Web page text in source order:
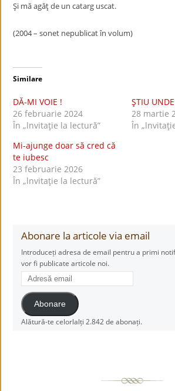
Şi mă agăţ de un catarg uscat.
(2004 – sonet nepublicat în volum)
Similare
DĂ-MI VOIE !
26 februarie 2024
În „lnvitaţie la lectură”
ŞTIU
28 martie
În
Mi-ajunge doar să cred că
te iubesc
23 februarie 2026
În „lnvitaţie la lectură”
Abonare la articole via email
Introduceți adresa de email pentru a primi
vor fi publicate articole noi.
Adresă
email
Abonare
Alătură-te celorlalți 2.842 de abonați.